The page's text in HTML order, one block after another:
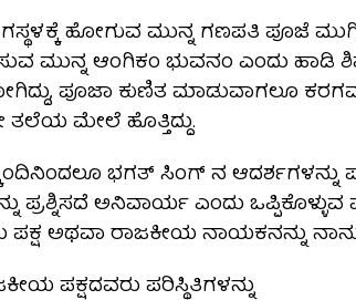
ಹೋಗುವ ಮುನ್ನ ಗಣಪತಿ ಪೂಜೆ ಮುಗಿಸಿ
ಮುನ್ನ ಆಂಗಿಕಂ ಭುವನಂ ಎಂದು ಹಾಡಿ
ಪೂಜಾ ಕುಣಿತ ಮಾಡುವಾಗಲೂ
ಮೇಲೆ ಹೊತ್ತಿದ್ದು.
ಭಗತ್ ಸಿಂಗ್ ನ ಆದರ್ಶಗಳನ್ನು
ಪ್ರಶ್ನಿಸದೆ ಅನಿವಾರ್ಯ ಎಂದು
ಅಥವಾ ರಾಜಕೀಯ ನಾಯಕನನ್ನು
ಪಕ್ಷದವರು ಪರಿಸ್ಥಿತಿಗಳನ್ನು